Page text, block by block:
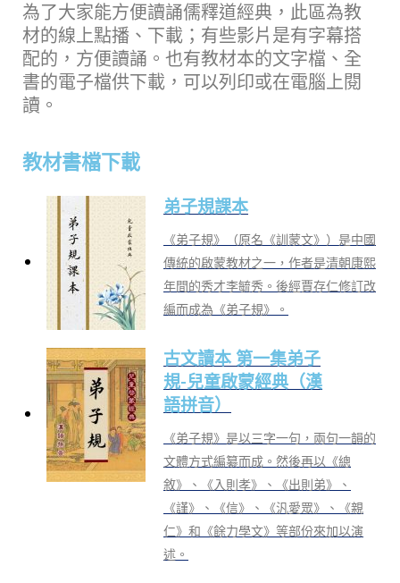
為了大家能方便讀誦儒釋道經典，此區為教
材的線上點播、下載；有些影片是有字幕搭
配的，方便讀誦。也有教材本的文字檔、全
書的電子檔供下載，可以列印或在電腦上閱
讀。
教材書檔下載
弟子規課本
《弟子規》（原名《訓蒙文》）是中國
傳統的啟蒙教材之一，作者是清朝康熙
年間的秀才李毓秀。後經賈存仁修訂改
編而成為《弟子規》。
古文讀本 第一集弟子
規-兒童啟蒙經典（漢
語拼音）
《弟子規》是以三字一句，兩句一韻的
文體方式編纂而成。然後再以《總
敘》、《入則孝》、《出則弟》、
《謹》、《信》、《汎愛眾》、《親
仁》和《餘力學文》等部份來加以演
述。